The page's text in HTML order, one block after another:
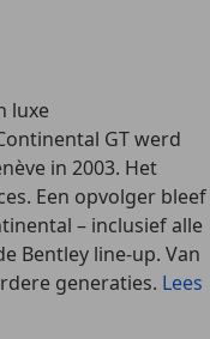
luxe
GT werd
in 2003. Het
Een opvolger bleef
– inclusief alle
Bentley line-up. Van
generaties. Lees